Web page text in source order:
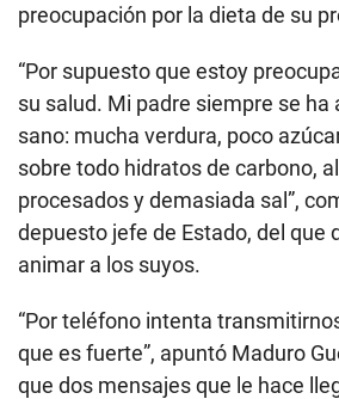
preocupación por la dieta de su
“Por supuesto que estoy
su salud. Mi padre siempre se
sano: mucha verdura, poco
sobre todo hidratos de carbono,
procesados y demasiada sal”,
depuesto jefe de Estado, del que
animar a los suyos.
“Por teléfono intenta
que es fuerte”, apuntó Maduro
que dos mensajes que le hace